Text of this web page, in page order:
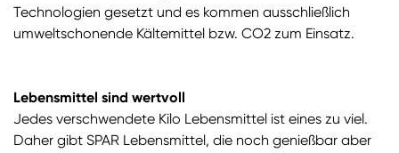
Technologien gesetzt und es kommen ausschließlich
umweltschonende Kältemittel bzw. CO2 zum Einsatz.
Lebensmittel sind wertvoll
Jedes verschwendete Kilo Lebensmittel ist eines zu viel.
Daher gibt SPAR Lebensmittel, die noch genießbar aber